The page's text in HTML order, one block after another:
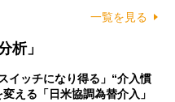
一覧を見る
析」
イッチになり得る」“介入慣
える「日米協調為替介入」